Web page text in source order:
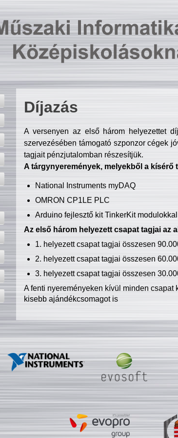
Díjazás
A versenyen az első három helyezettet
szervezésében támogató szponzor cégek
tagjait pénzjutalomban részesítjük.
A tárgynyeremények, melyekből a
National Instruments myDAQ
OMRON CP1LE PLC
Arduino fejlesztő kit TinkerKit modulokkal
Az első három helyezett csapat tagjai az
1. helyezett csapat tagjai összesen
2. helyezett csapat tagjai összesen
3. helyezett csapat tagjai összesen
A fenti nyereményeken kívül minden
kisebb ajándékcsomagot is